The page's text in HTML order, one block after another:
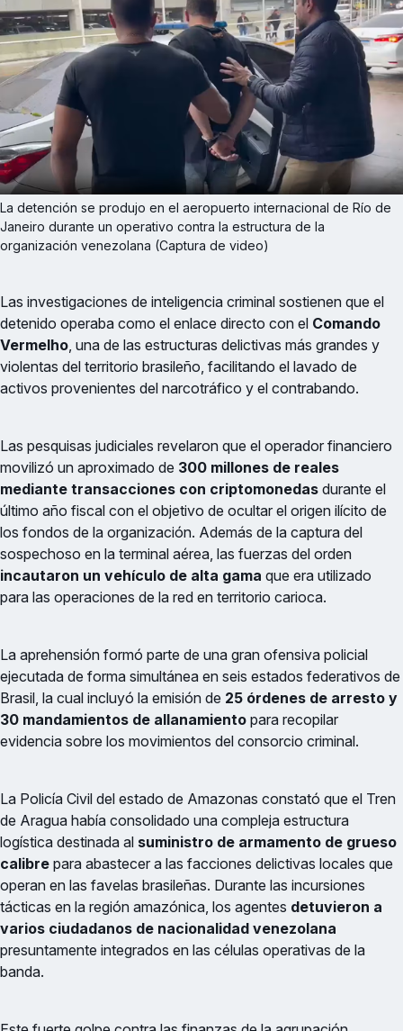
La detención se produjo en el aeropuerto internacional de Río de
Janeiro durante un operativo contra la estructura de la
organización venezolana (Captura de video)
Las investigaciones de inteligencia criminal sostienen que el
detenido operaba como el enlace directo con el Comando
Vermelho , una de las estructuras delictivas más grandes y
violentas del territorio brasileño, facilitando el lavado de
activos provenientes del narcotráfico y el contrabando.
Las pesquisas judiciales revelaron que el operador financiero
movilizó un aproximado de 300 millones de reales
mediante transacciones con criptomonedas durante el
último año fiscal con el objetivo de ocultar el origen ilícito de
los fondos de la organización. Además de la captura del
sospechoso en la terminal aérea, las fuerzas del orden
incautaron un vehículo de alta gama que era utilizado
para las operaciones de la red en territorio carioca.
La aprehensión formó parte de una gran ofensiva policial
ejecutada de forma simultánea en seis estados federativos de
Brasil, la cual incluyó la emisión de 25 órdenes de arresto y
30 mandamientos de allanamiento para recopilar
evidencia sobre los movimientos del consorcio criminal.
La Policía Civil del estado de Amazonas constató que el Tren
de Aragua había consolidado una compleja estructura
logística destinada al suministro de armamento de grueso
calibre para abastecer a las facciones delictivas locales que
operan en las favelas brasileñas. Durante las incursiones
tácticas en la región amazónica, los agentes detuvieron a
varios ciudadanos de nacionalidad venezolana
presuntamente integrados en las células operativas de la
banda.